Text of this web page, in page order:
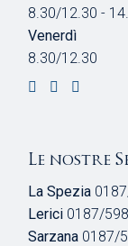
8.30/12.30 -
Venerdì
8.30/12.30
Le nostre
La Spezia
Lerici 0187/
Sarzana 0187/